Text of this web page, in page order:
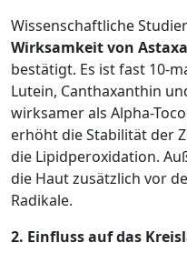
Wissenschaftliche
Wirksamkeit von
bestätigt. Es ist fast 10-
Lutein, Canthaxanthin
wirksamer als Alpha-
erhöht die Stabilität der
die Lipidperoxidation.
die Haut zusätzlich vor
Radikale.
2. Einfluss auf das